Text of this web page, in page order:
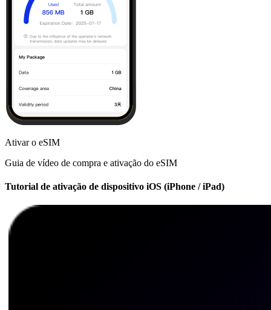
Ativar o eSIM
Guia de vídeo de compra e ativação do eSIM
Tutorial de ativação de dispositivo iOS (iPhone / iPad)